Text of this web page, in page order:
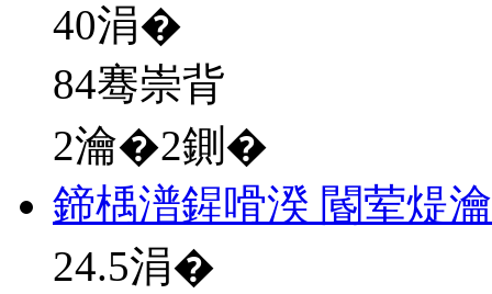
40涓�
84骞崇背
2瀹�2鍘�
鍗楀潽鍟嗗湀 閽荤煶
24.5涓�